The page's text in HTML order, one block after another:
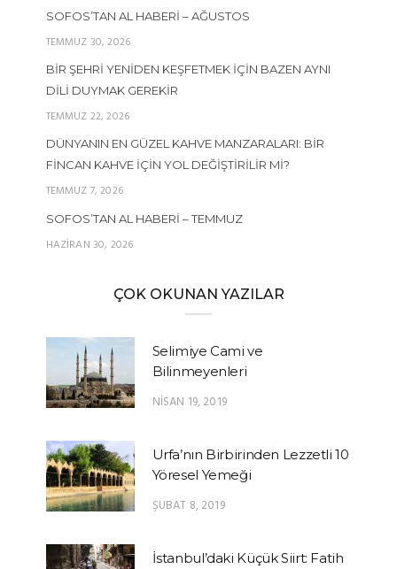
SOFOS’TAN AL HABERI – AĞUSTOS
TEMMUZ 30, 2026
BIR ŞEHRI YENIDEN KEŞFETMEK İÇIN BAZEN AYNI
DILI DUYMAK GEREKIR
TEMMUZ 22, 2026
DÜNYANIN EN GÜZEL KAHVE MANZARALARI: BIR
FINCAN KAHVE İÇIN YOL DEĞIŞTIRILIR MI?
TEMMUZ 7, 2026
SOFOS’TAN AL HABERI – TEMMUZ
HAZIRAN 30, 2026
ÇOK OKUNAN YAZILAR
Selimiye Cami ve
Bilinmeyenleri
NISAN 19, 2019
Urfa’nın Birbirinden Lezzetli 10
Yöresel Yemeği
ŞUBAT 8, 2019
İstanbul’daki Küçük Siirt: Fatih